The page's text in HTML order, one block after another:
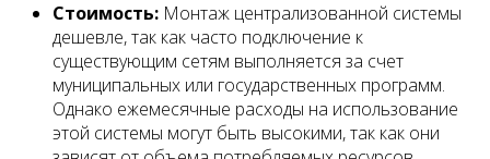
Стоимость: Монтаж централизованной системы
дешевле, так как часто подключение к
существующим сетям выполняется за счет
муниципальных или государственных программ.
Однако ежемесячные расходы на использование
этой системы могут быть высокими, так как они